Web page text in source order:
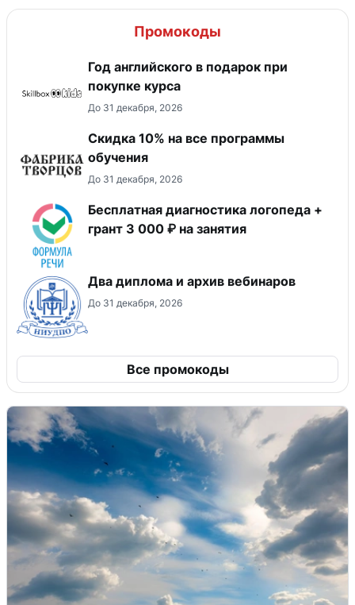
Промокоды
Год английского в подарок при
покупке курса
До 31 декабря, 2026
Скидка 10% на все программы
обучения
До 31 декабря, 2026
Бесплатная диагностика логопеда +
грант 3 000 ₽ на занятия
Два диплома и архив вебинаров
До 31 декабря, 2026
Все промокоды